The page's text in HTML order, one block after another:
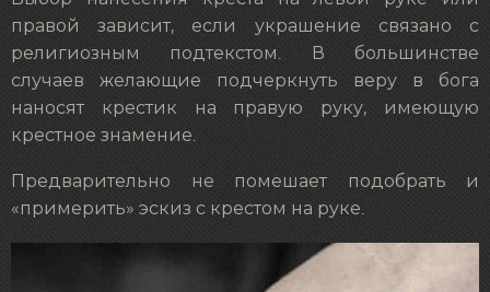
правой зависит, если украшение связано с
религиозным подтекстом. В большинстве
случаев желающие подчеркнуть веру в бога
наносят крестик на правую руку, имеющую
крестное знамение.
Предварительно не помешает подобрать и
«примерить» эскиз с крестом на руке.